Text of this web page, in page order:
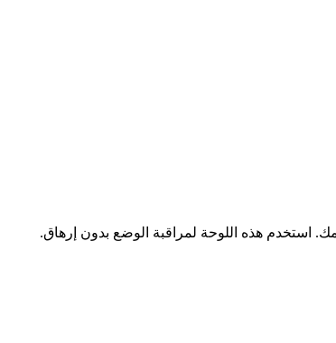
استخدم هذه اللوحة لمراقبة الوضع بدون إرهاق.